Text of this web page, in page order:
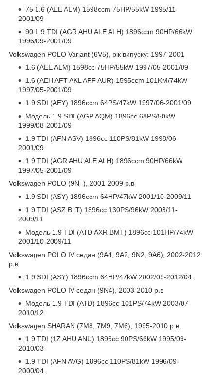
75 1.6 (AEE ALM) 1598ccm 75HP/55kW 1995/11-
2001/09
90 1.9 TDI (AGR AHU ALE ALH) 1896ccm 90HP/66kW
1996/09-2001/09
Volkswagen POLO Variant (6V5), рік випуску: 1997-2001
1.6 (AEE ALM) 1598cc 75HP/55kW 1997/05-2001/09
1.6 (AEH AFT AKL APF AUR) 1595ccm 101KM/74kW
1997/05-2001/09
1.9 SDI (AEY) 1896ccm 64PS/47kW 1997/06-2001/09
Модель 1.9 SDI (AGP AQM) 1896cc 68PS/50kW
1999/08-2001/09
1.9 TDI (AFN ASV) 1896cc 110PS/81kW 1998/06-
2001/09
1.9 TDI (AGR AHU ALE ALH) 1896ccm 90HP/66kW
1997/05-2001/09
Volkswagen POLO (9N_), 2001-2009 р.в
1.9 SDI (ASY) 1896ccm 64HP/47kW 2001/10-2009/11
1.9 TDI (ASZ BLT) 1896cc 130PS/96kW 2003/11-
2009/11
Модель 1.9 TDI (ATD AXR BMT) 1896cc 101HP/74kW
2001/10-2009/11
Volkswagen POLO IV седан (9A4, 9A2, 9N2, 9A6), 2002-2012
р.в.
1.9 SDI (ASY) 1896ccm 64HP/47kW 2002/09-2012/04
Volkswagen POLO IV седан (9N4), 2003-2010 р.в
Модель 1.9 TDI (ATD) 1896cc 101PS/74kW 2003/07-
2010/12
Volkswagen SHARAN (7M8, 7M9, 7M6), 1995-2010 р.в.
1.9 TDI (1Z AHU ANU) 1896cc 90PS/66kW 1995/09-
2010/03
1.9 TDI (AFN AVG) 1896cc 110PS/81kW 1996/09-
2000/04